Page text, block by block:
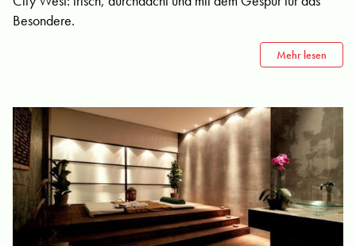
Besondere.
Mehr lesen